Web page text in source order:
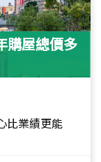
購屋總價多
比業績更能